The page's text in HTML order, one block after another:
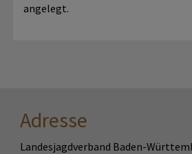
angelegt.
Adresse
Landesjagdverband Baden-